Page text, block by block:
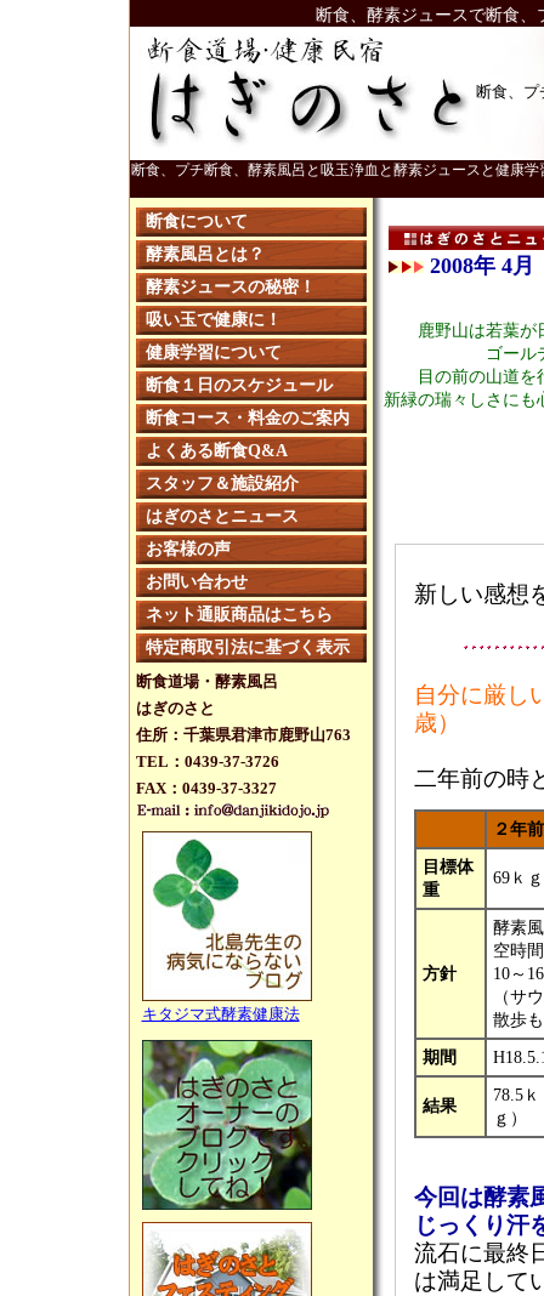
断食、酵素ジュースで断食
断食、
断食、プチ断食、酵素風呂と吸玉浄血と酵素ジュースと健康
断食について
酵素風呂とは？
酵素ジュースの秘密！
吸い玉で健康に！
健康学習について
断食１日のスケジュール
断食コース・料金のご案内
よくある断食Q&A
スタッフ＆施設紹介
はぎのさとニュース
お客様の声
お問い合わせ
ネット通販商品はこちら
特定商取引法に基づく表示
断食道場・酵素風呂
はぎのさと
住所：千葉県君津市鹿野山763
TEL：0439-37-3726
FAX：0439-37-3327
キタジマ式酵素健康法
2008年 4
鹿野山は若葉が
ゴール
目の前の山道
新緑の瑞々しさにも
新しい感想
自分に厳し
歳）
二年前の時
２年前
目標体
重
69ｋ
方針
酵素
空時
10～
（サ
散歩も
期間
結果
78.5
ｇ）
今回は酵素
じっくり汗
流石に最終
は満足して